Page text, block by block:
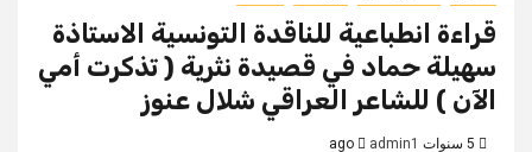
قراءة انطباعية للناقدة التونسية الاستاذة
سهيلة حماد في قصيدة نثرية ( تذكرت أمي
الآن ) للشاعر العراقي شلال عنوز
admin1